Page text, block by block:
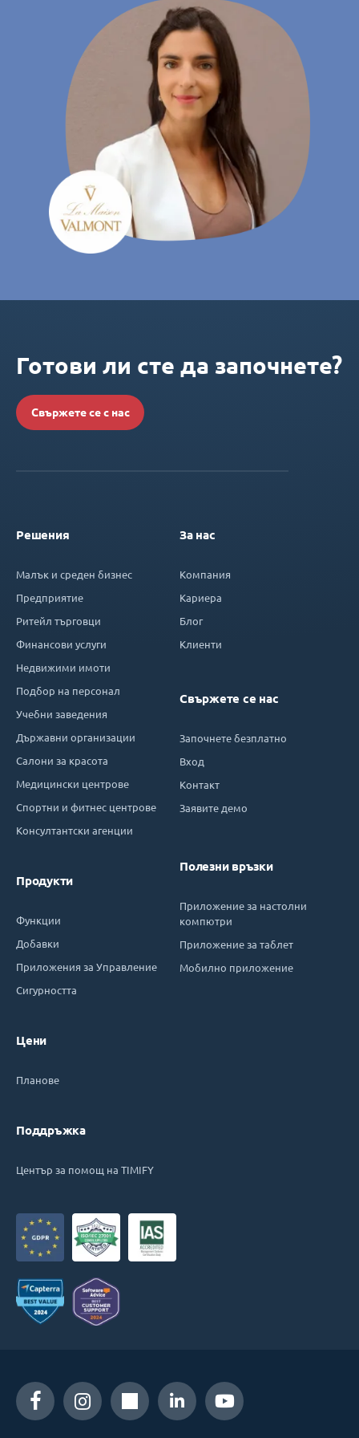
Готови ли сте да започнете?
Свържете се с нас
Решения
Малък и среден бизнес
Предприятие
Ритейл търговци
Финансови услуги
Недвижими имоти
Подбор на персонал
Учебни заведения
Държавни организации
Салони за красота
Медицински центрове
Спортни и фитнес центрове
Консултантски агенции
Продукти
Функции
Добавки
Приложения за Управление
Сигурността
Цени
Планове
Поддръжка
Център за помощ на TIMIFY
За нас
Компания
Кариера
Блог
Клиенти
Свържете се нас
Започнете безплатно
Вход
Контакт
Заявите демо
Полезни връзки
Приложение за настолни
компютри
Приложение за таблет
Мобилно приложение